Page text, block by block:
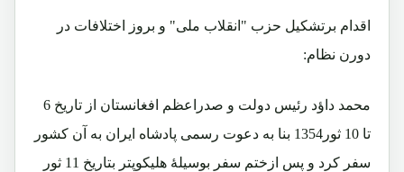
اقدام برتشکیل حزب "انقلاب ملی" و بروز اختلافات در
دورن نظام:
محمد داؤد رئیس دولت و صدراعظم افغانستان از تاریخ 6
تا 10 ثور1354 بنا به دعوت رسمی پادشاه ایران به آن کشور
سفر کرد و پس ازختم سفر بوسیلۀ هلیکوپتر بتاریخ 11 ثور